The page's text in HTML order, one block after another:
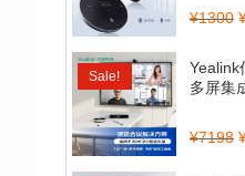
¥1300
Sale!
Yealink
多屏集
¥7198